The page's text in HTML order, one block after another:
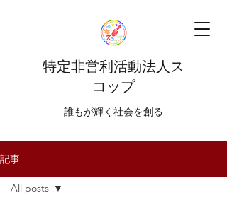
特定非営利活動法人ス
コップ
​​誰もが輝く社会を創る
記事
All posts